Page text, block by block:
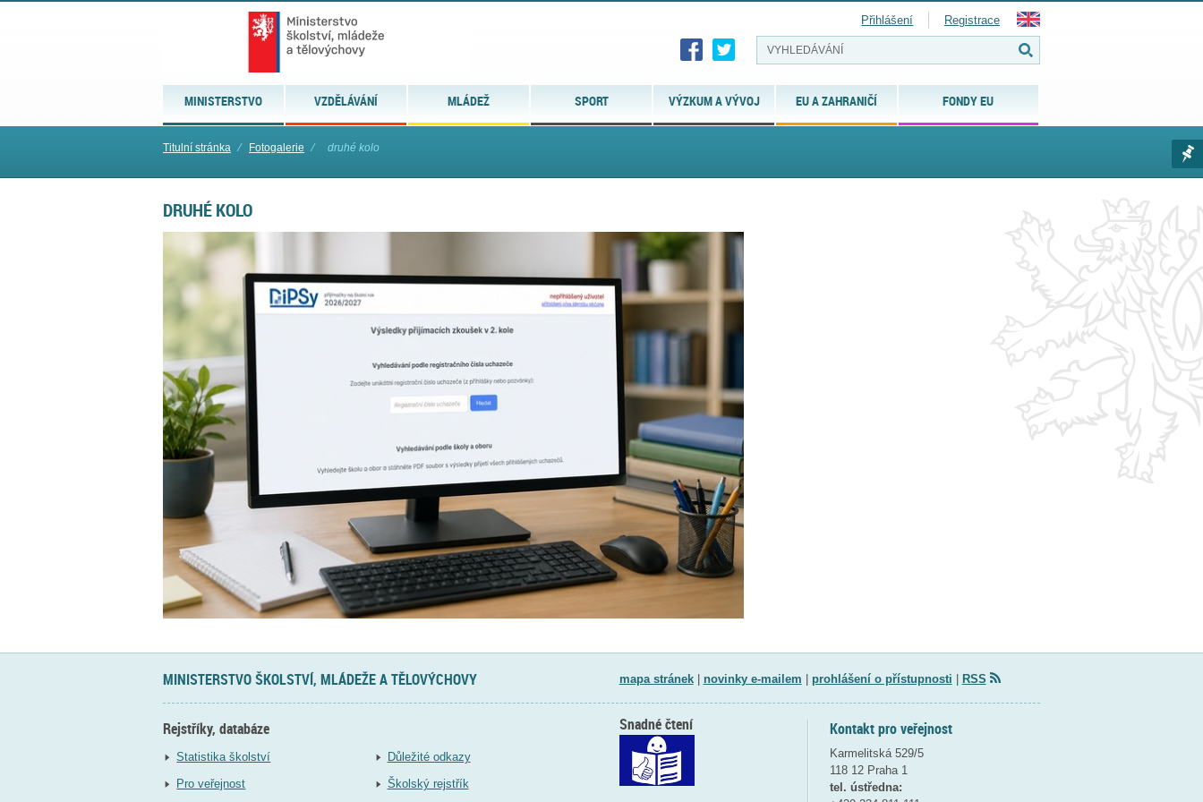
MINISTERSTVO VZDĚLÁVÁNÍ MLÁDEŽ SPORT VÝZKUM A VÝVOJ EU A ZAHRANIČÍ FONDY EU
Přihlášení Registrace
Titulní stránka ⁄ Fotogalerie ⁄ druhé kolo
DRUHÉ KOLO
MINISTERSTVO ŠKOLSTVÍ, MLÁDEŽE A TĚLOVÝCHOVY mapa stránek| novinky e-mailem prohlášení o přístupnosti RSS
Rejstříky, databáze
Statistika školství
Pro veřejnost
Důležité odkazy
Školský rejstřík
Kontakt pro veřejnost
Karmelitská 529/5
118 12 Praha 1
tel. ústředna:
Snadné čtení